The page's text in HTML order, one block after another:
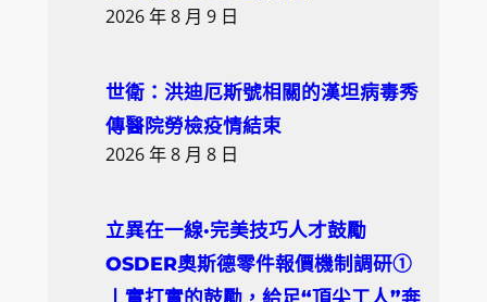
2026 年 8 月 9 日
世衛：洪迪厄斯號相關的漢坦病毒秀
傳醫院勞檢疫情結束
2026 年 8 月 8 日
立異在一線·完美技巧人才鼓勵
OSDER奧斯德零件報價機制調研①
丨實打實的鼓勵，給足“頂尖工人”奔